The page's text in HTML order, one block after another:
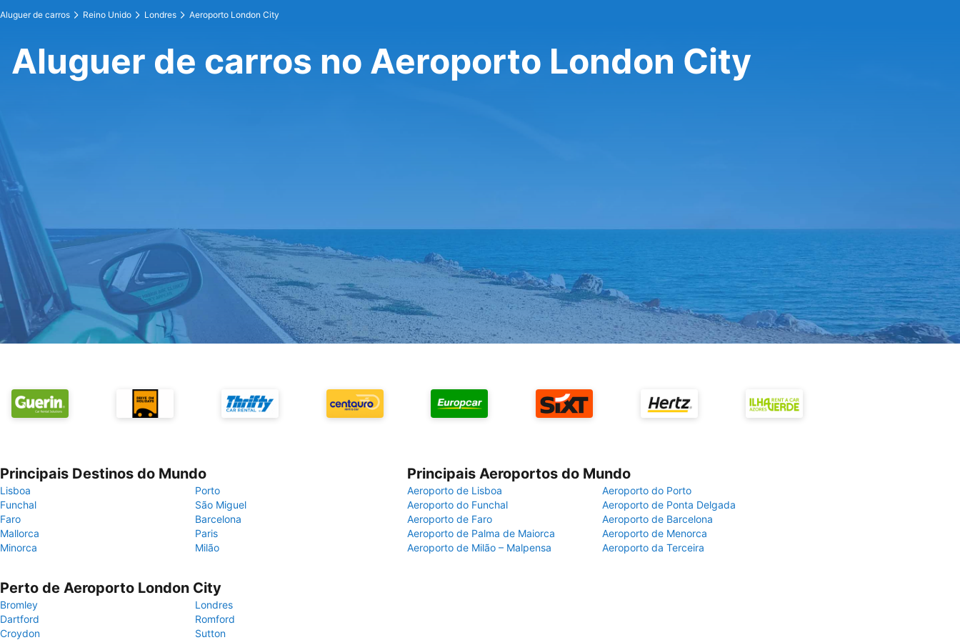
Aluguer de carros Reino Unido Londres Aeroporto London City
Aluguer de carros no Aeroporto London City
Principais Destinos do Mundo
Lisboa
Porto
Funchal
São Miguel
Faro
Barcelona
Mallorca
Paris
Minorca
Milão
Principais Aeroportos do Mundo
Aeroporto de Lisboa
Aeroporto do Porto
Aeroporto do Funchal
Aeroporto de Ponta Delgada
Aeroporto de Faro
Aeroporto de Barcelona
Aeroporto de Palma de Maiorca
Aeroporto de Menorca
Aeroporto de Milão – Malpensa
Aeroporto da Terceira
Perto de Aeroporto London City
Bromley
Londres
Dartford
Romford
Croydon
Sutton